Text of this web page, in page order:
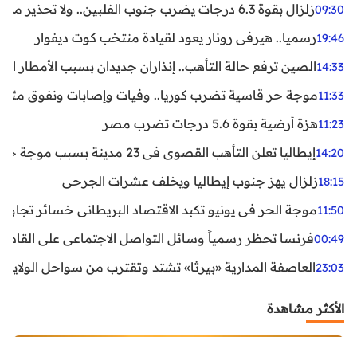
09:30زلزال بقوة 6.3 درجات يضرب جنوب الفلبين.. ولا تحذير من تسونامي حتى الآن
19:46رسميا.. هيرفي رونار يعود لقيادة منتخب كوت ديفوار
14:33الصين ترفع حالة التأهب.. إنذاران جديدان بسبب الأمطار
11:33موجة حر قاسية تضرب كوريا.. وفيات وإصابات ونفوق مئات
11:23هزة أرضية بقوة 5.6 درجات تضرب مصر
14:20إيطاليا تعلن التأهب القصوى في 23 مدينة بسبب موجة حر شديدة
18:15زلزال يهز جنوب إيطاليا ويخلف عشرات الجرحى
11:50موجة الحر في يونيو تكبد الاقتصاد البريطاني خسائر تجاوزت 1.5 مليار
00:49فرنسا تحظر رسمياً وسائل التواصل الاجتماعي على القاصرين
23:03العاصفة المدارية «بيرثا» تشتد وتقترب من سواحل
الأكثر مشاهدة